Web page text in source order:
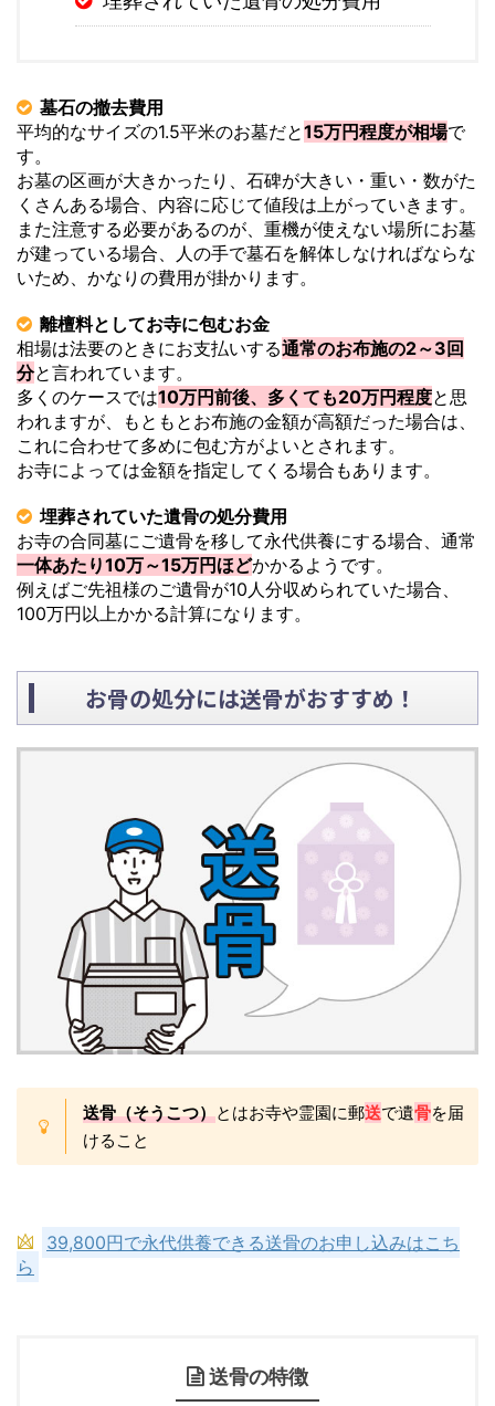
墓石の撤去費用
平均的なサイズの1.5平米のお墓だと15万円程度が相場で
す。
お墓の区画が大きかったり、石碑が大きい・重い・数がた
くさんある場合、内容に応じて値段は上がっていきます。
また注意する必要があるのが、重機が使えない場所にお墓
が建っている場合、人の手で墓石を解体しなければならな
いため、かなりの費用が掛かります。
離檀料としてお寺に包むお金
相場は法要のときにお支払いする通常のお布施の2～3回
分と言われています。
多くのケースでは10万円前後、多くても20万円程度と思
われますが、もともとお布施の金額が高額だった場合は、
これに合わせて多めに包む方がよいとされます。
お寺によっては金額を指定してくる場合もあります。
埋葬されていた遺骨の処分費用
お寺の合同墓にご遺骨を移して永代供養にする場合、通常
一体あたり10万～15万円ほどかかるようです。
例えばご先祖様のご遺骨が10人分収められていた場合、
100万円以上かかる計算になります。
お骨の処分には送骨がおすすめ！
送骨（そうこつ）とはお寺や霊園に郵送で遺骨を届
けること
39,800円で永代供養できる送骨のお申し込みはこち
ら
送骨の特徴